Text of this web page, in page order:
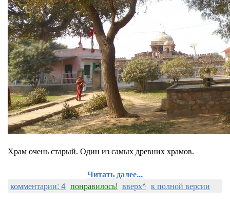
Храм очень старый. Один из самых древних храмов.
Читать далее...
комментарии: 4 понравилось! вверх^ к полной версии